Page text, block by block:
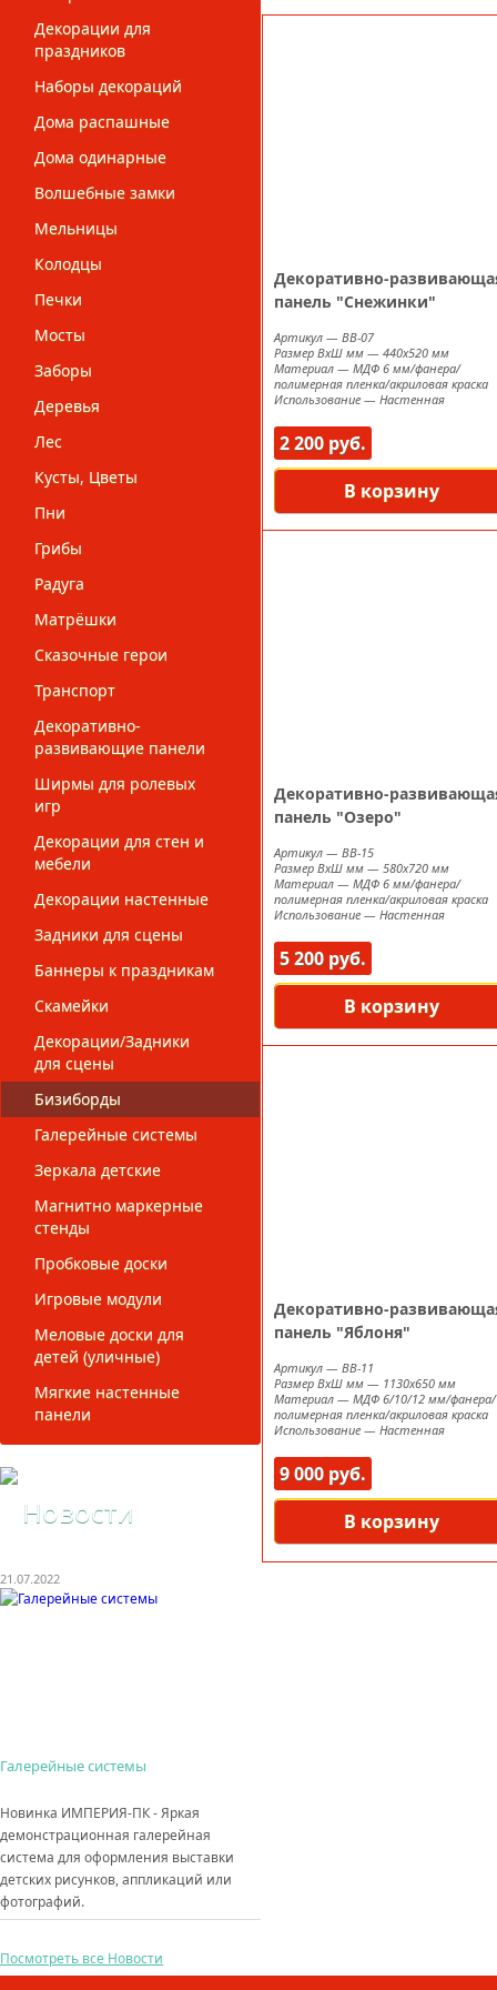
Декорации для
праздников
Наборы декораций
Дома распашные
Дома одинарные
Волшебные замки
Мельницы
Колодцы
Печки
Мосты
Заборы
Деревья
Лес
Кусты, Цветы
Пни
Грибы
Радуга
Матрёшки
Сказочные герои
Транспорт
Декоративно-
развивающие панели
Ширмы для ролевых
игр
Декорации для стен и
мебели
Декорации настенные
Задники для сцены
Баннеры к праздникам
Скамейки
Декорации/Задники
для сцены
Бизиборды
Галерейные системы
Зеркала детские
Магнитно маркерные
стенды
Пробковые доски
Игровые модули
Меловые доски для
детей (уличные)
Мягкие настенные
панели
Новости
21.07.2022
Галерейные системы
Новинка ИМПЕРИЯ-ПК - Яркая
демонстрационная галерейная
система для оформления выставки
детских рисунков, аппликаций или
фотографий.
Посмотреть все Новости
Декоративно-
панель "Снежинки"
Артикул — ВВ-07
Размер ВxШ мм — 440х520 мм
Материал — МДФ 6 мм/фанера/
полимерная пленка/акриловая краска
Использование — Настенная
2 200 руб.
В корзину
Декоративно-
панель "Озеро"
Артикул — ВВ-15
Размер ВxШ мм — 580х720 мм
Материал — МДФ 6 мм/фанера/
полимерная пленка/акриловая краска
Использование — Настенная
5 200 руб.
В корзину
Декоративно-
панель "Яблоня"
Артикул — ВВ-11
Размер ВxШ мм — 1130х650 мм
Материал — МДФ 6/10/12 мм/фанера/
полимерная пленка/акриловая краска
Использование — Настенная
9 000 руб.
В корзину